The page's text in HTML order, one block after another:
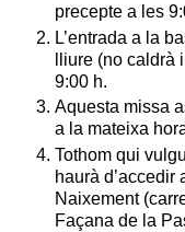
precepte a les
L’entrada a la
lliure (no
9:00 h.
Aquesta missa
a la mateixa
Tothom qui
haurà d’accedir
Naixement
Façana de la